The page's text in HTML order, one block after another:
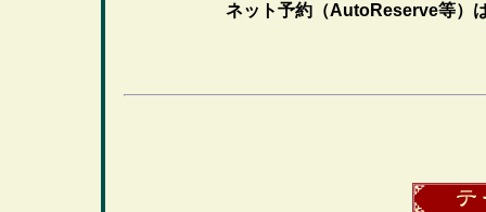
ネット予約（AutoReserve等）